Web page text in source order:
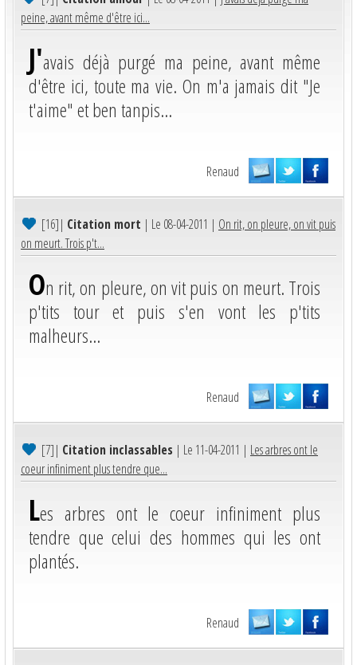
peine, avant même d'être ici...
J'avais déjà purgé ma peine, avant même
d'être ici, toute ma vie. On m'a jamais dit "Je
t'aime" et ben tanpis...
Renaud
[16]| Citation mort | Le 08-04-2011 | On rit, on pleure, on vit puis
on meurt. Trois p't...
On rit, on pleure, on vit puis on meurt. Trois
p'tits tour et puis s'en vont les p'tits
malheurs...
Renaud
[7]| Citation inclassables | Le 11-04-2011 | Les arbres ont le
coeur infiniment plus tendre que...
Les arbres ont le coeur infiniment plus
tendre que celui des hommes qui les ont
plantés.
Renaud